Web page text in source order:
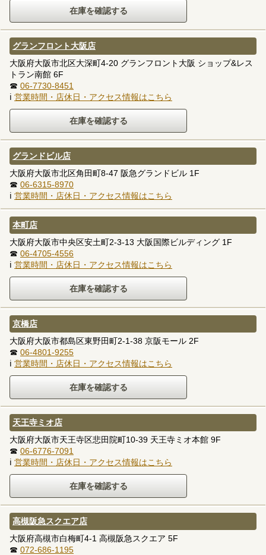
グランフロント大阪店
大阪府大阪市北区大深町4-20 グランフロント大阪 ショップ&レス
トラン南館 6F
☎ 06-7730-8451
ℹ 営業時間・店休日・アクセス情報はこちら
グランドビル店
大阪府大阪市北区角田町8-47 阪急グランドビル 1F
☎ 06-6315-8970
ℹ 営業時間・店休日・アクセス情報はこちら
本町店
大阪府大阪市中央区安土町2-3-13 大阪国際ビルディング 1F
☎ 06-4705-4556
ℹ 営業時間・店休日・アクセス情報はこちら
京橋店
大阪府大阪市都島区東野田町2-1-38 京阪モール 2F
☎ 06-4801-9255
ℹ 営業時間・店休日・アクセス情報はこちら
天王寺ミオ店
大阪府大阪市天王寺区悲田院町10-39 天王寺ミオ本館 9F
☎ 06-6776-7091
ℹ 営業時間・店休日・アクセス情報はこちら
高槻阪急スクエア店
大阪府高槻市白梅町4-1 高槻阪急スクエア 5F
☎ 072-686-1195